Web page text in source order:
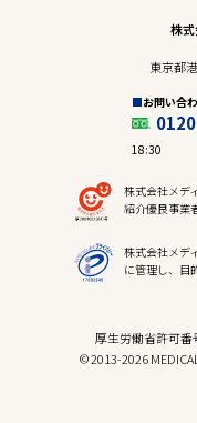
株
東京都
お問い合
18:30
株式会社メデ
紹介優良事業
株式会社メデ
に管理し、目
厚生労働省許可番
© 2013-2026